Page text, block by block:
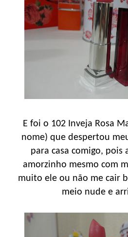
E foi o 102 Inveja Rosa
nome) que despertou
para casa comigo, pois
amorzinho mesmo com
muito ele ou não me cair
meio nude e